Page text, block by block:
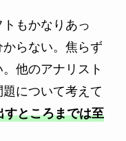
もかなりあっ
らない。焦らず
他のアナリスト
について考えて
すところまでは至